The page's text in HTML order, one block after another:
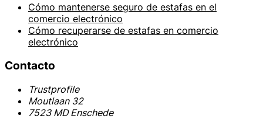
Cómo mantenerse seguro de estafas en el
comercio electrónico
Cómo recuperarse de estafas en comercio
electrónico
Contacto
Trustprofile
Moutlaan 32
7523 MD Enschede